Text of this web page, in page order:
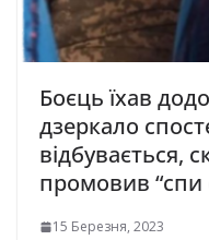
Боєць їхав
дзеркало
відбувається,
промовив “спи
15 Березня, 2023